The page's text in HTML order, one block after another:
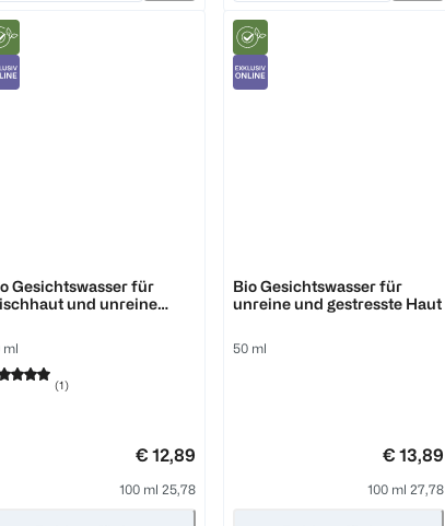
Gesichtswasser für
und unreine
ml
(1)
€ 12,89
100 ml 25,78
Bio Gesichtswasser für
unreine und gestresste Haut
50 ml
€ 13,89
100 ml 27,78